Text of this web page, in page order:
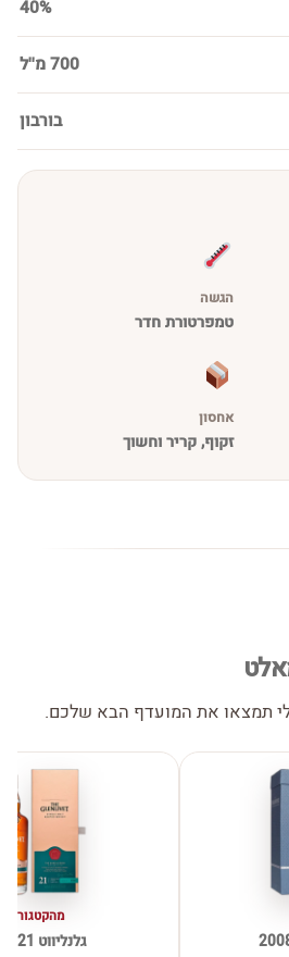
40%
700 מ''ל
בורבון
הגשה
טמפרטורת חדר
אחסון
זקוף, קריר וחשוך
תמצאו את המועדף הבא שלכם.
מהקטגוריה
גלנליווט 21 שנים